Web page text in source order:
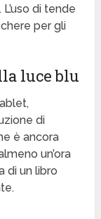
di tende
per gli
luce blu
di
è ancora
un’ora
di un libro